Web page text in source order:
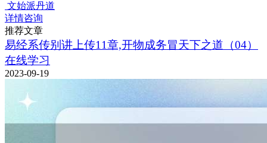
文始派丹道
详情咨询
推荐文章
易经系传别讲上传11章,开物成务冒天下之道（04）
在线学习
2023-09-19